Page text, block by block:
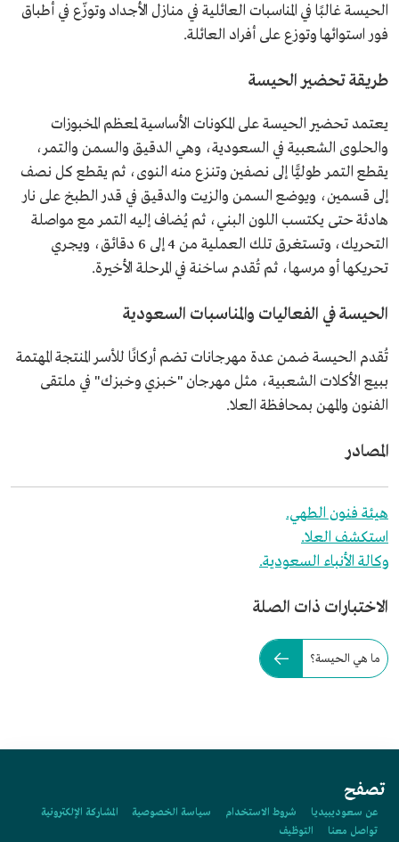
الحيسة غالبًا في المناسبات العائلية في منازل الأجداد وتوزّع في أطباق
فور استوائها وتوزع على أفراد العائلة.
طريقة تحضير الحيسة
يعتمد تحضير الحيسة على المكونات الأساسية لمعظم المخبوزات
والحلوى الشعبية في السعودية، وهي الدقيق والسمن والتمر،
يقطع التمر طوليًّا إلى نصفين وتنزع منه النوى، ثم يقطع كل نصف
إلى قسمين، ويوضع السمن والزيت والدقيق في قدر الطبخ على نار
هادئة حتى يكتسب اللون البني، ثم يُضاف إليه التمر مع مواصلة
التحريك، وتستغرق تلك العملية من 4 إلى 6 دقائق، ويجري
تحريكها أو مرسها، ثم تُقدم ساخنة في المرحلة الأخيرة.
الحيسة في الفعاليات والمناسبات السعودية
تُقدم الحيسة ضمن عدة مهرجانات تضم أركانًا للأسر المنتجة المهتمة
ببيع الأكلات الشعبية، مثل مهرجان "خبزي وخبزك" في ملتقى
الفنون والمهن بمحافظة العلا.
المصادر
هيئة فنون الطهي.
استكشف العلا.
وكالة الأنباء السعودية.
الاختبارات ذات الصلة
ما هي الحيسة؟
تصفح
عن سعوديبيديا شروط الاستخدام سياسة الخصوصية
المشاركة الإلكترونية
تواصل معنا
التوظيف